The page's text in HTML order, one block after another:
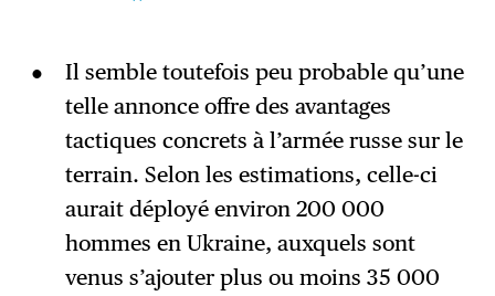
Il semble toutefois peu probable qu’une
telle annonce offre des avantages
tactiques concrets à l’armée russe sur le
terrain. Selon les estimations, celle-ci
aurait déployé environ 200 000
hommes en Ukraine, auxquels sont
venus s’ajouter plus ou moins 35 000